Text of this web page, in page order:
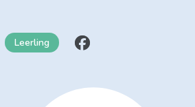
Leerling